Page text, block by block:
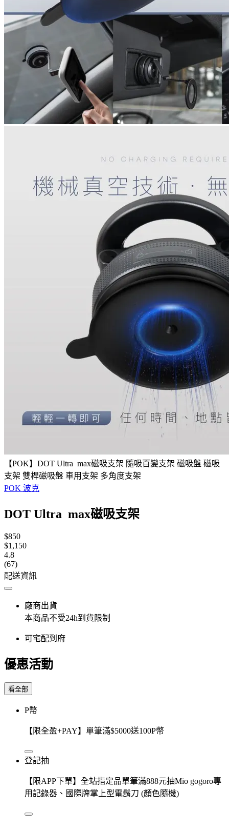
【POK】DOT Ultra max磁吸支架 隨吸百變支架 磁吸盤 磁吸
支架 雙桿磁吸盤 車用支架 多角度支架
POK 波克
DOT Ultra max磁吸支架
$850
$1,150
4.8
(67)
配送資訊
廠商出貨
本商品不受24h到貨限制
可宅配到府
優惠活動
看全部
P幣
【限全盈+PAY】單筆滿$5000送100P幣
登記抽
【限APP下單】全站指定品單筆滿888元抽Mio gogoro專
用記錄器、國際牌掌上型電鬍刀 (顏色隨機)